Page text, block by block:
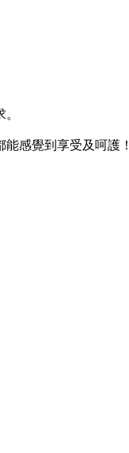
感覺到享受及呵護！